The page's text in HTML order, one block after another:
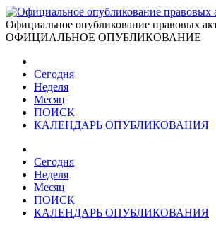
Официальное опубликование правовых
ОФИЦИАЛЬНОЕ ОПУБЛИКОВАНИЕ
Сегодня
Неделя
Месяц
ПОИСК
КАЛЕНДАРЬ ОПУБЛИКОВАНИЯ
Сегодня
Неделя
Месяц
ПОИСК
КАЛЕНДАРЬ ОПУБЛИКОВАНИЯ